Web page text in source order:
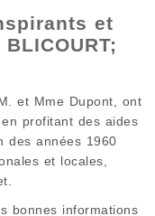
et
et Mme Dupont, ont
profitant des aides
des années 1960
et locales,
bonnes informations